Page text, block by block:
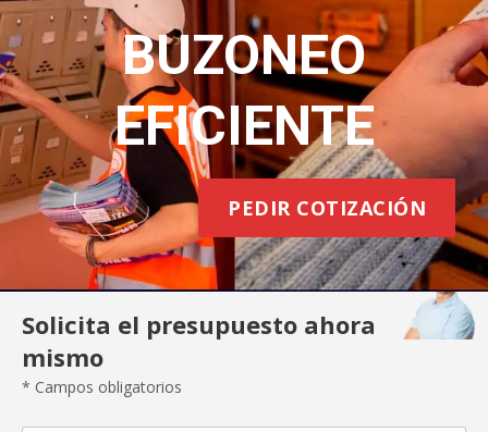
BUZONEO
EFICIENTE
PEDIR COTIZACIÓN
Solicita el presupuesto ahora
mismo
* Campos obligatorios